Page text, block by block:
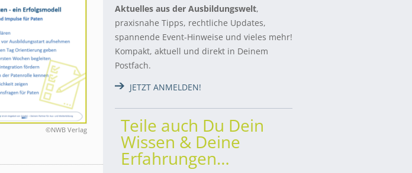
©NWB Verlag
Aktuelles aus der Ausbildungswelt,
praxisnahe Tipps, rechtliche Updates,
spannende Event-Hinweise und vieles mehr!
Kompakt, aktuell und direkt in Deinem
Postfach.
JETZT ANMELDEN!
Teile auch Du Dein
Wissen & Deine
Erfahrungen…